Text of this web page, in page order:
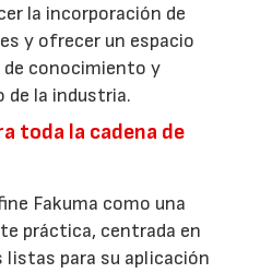
la incorporación de
y ofrecer un espacio
de conocimiento y
de la industria.
toda la cadena de
Fakuma como una
práctica, centrada en
para su aplicación